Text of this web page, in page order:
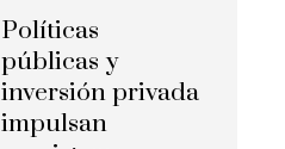
Políticas
públicas y
inversión privada
impulsan